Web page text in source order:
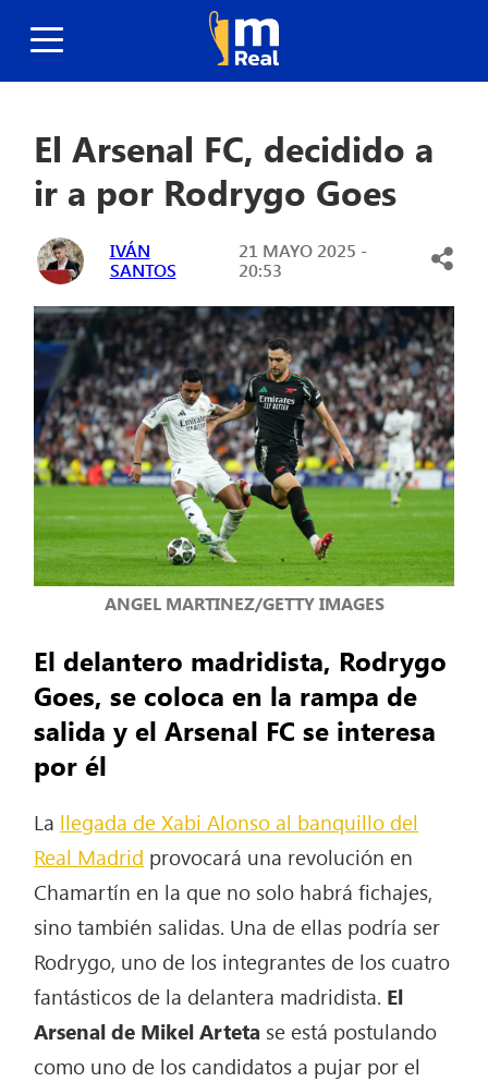
El Arsenal FC, decidido a
ir a por Rodrygo Goes
IVÁN
SANTOS
21 MAYO 2025 -
20:53
ANGEL MARTINEZ/GETTY IMAGES
El delantero madridista, Rodrygo
Goes, se coloca en la rampa de
salida y el Arsenal FC se interesa
por él
La llegada de Xabi Alonso al banquillo del
Real Madrid provocará una revolución en
Chamartín en la que no solo habrá fichajes,
sino también salidas. Una de ellas podría ser
Rodrygo, uno de los integrantes de los cuatro
fantásticos de la delantera madridista. El
Arsenal de Mikel Arteta se está postulando
como uno de los candidatos a pujar por el